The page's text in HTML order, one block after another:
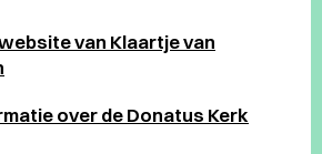
van Klaartje van
over de Donatus Kerk